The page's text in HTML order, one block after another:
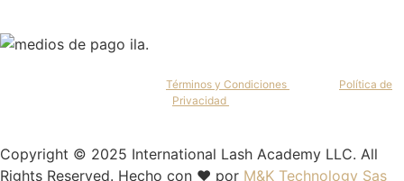
Términos y Condiciones
Política de
Privacidad
Copyright © 2025 International Lash Academy LLC. All
Rights Reserved. Hecho con ❤️ por M&K Technology Sas